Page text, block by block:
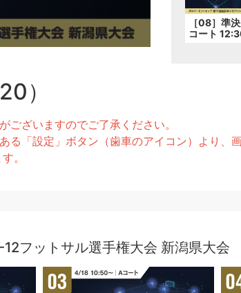
［08］準
コート
）
ざいますのでご了承ください。
る「設定」ボタン（歯車のアイコン）より、
。
フットサル選手権大会 新潟県大会